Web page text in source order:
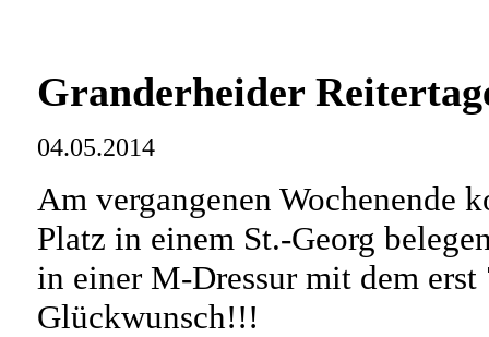
Granderheider
04.05.2014
Am vergangenen Wochenende
Platz in einem St.-Georg
in einer M-Dressur mit dem
Glückwunsch!!!